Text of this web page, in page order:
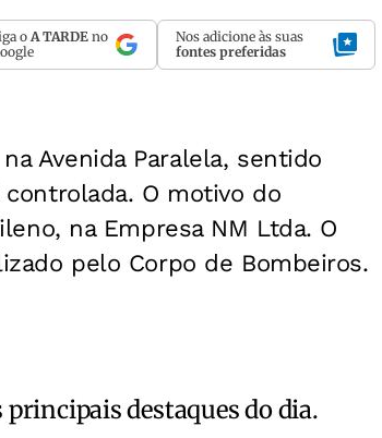
oA TARDE no
Nos adicione às suas
fontes preferidas
Avenida Paralela, sentido
O motivo do
na Empresa NM Ltda. O
pelo Corpo de Bombeiros.
principais destaques do dia.